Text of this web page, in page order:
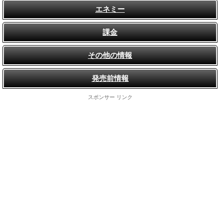
エネミー
課金
その他の情報
発売前情報
スポンサー リンク